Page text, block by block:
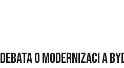
o modernizaci a